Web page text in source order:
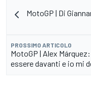
MotoGP | Di
PROSSIMO ARTICOLO
MotoGP | Alex
essere davanti e io mi